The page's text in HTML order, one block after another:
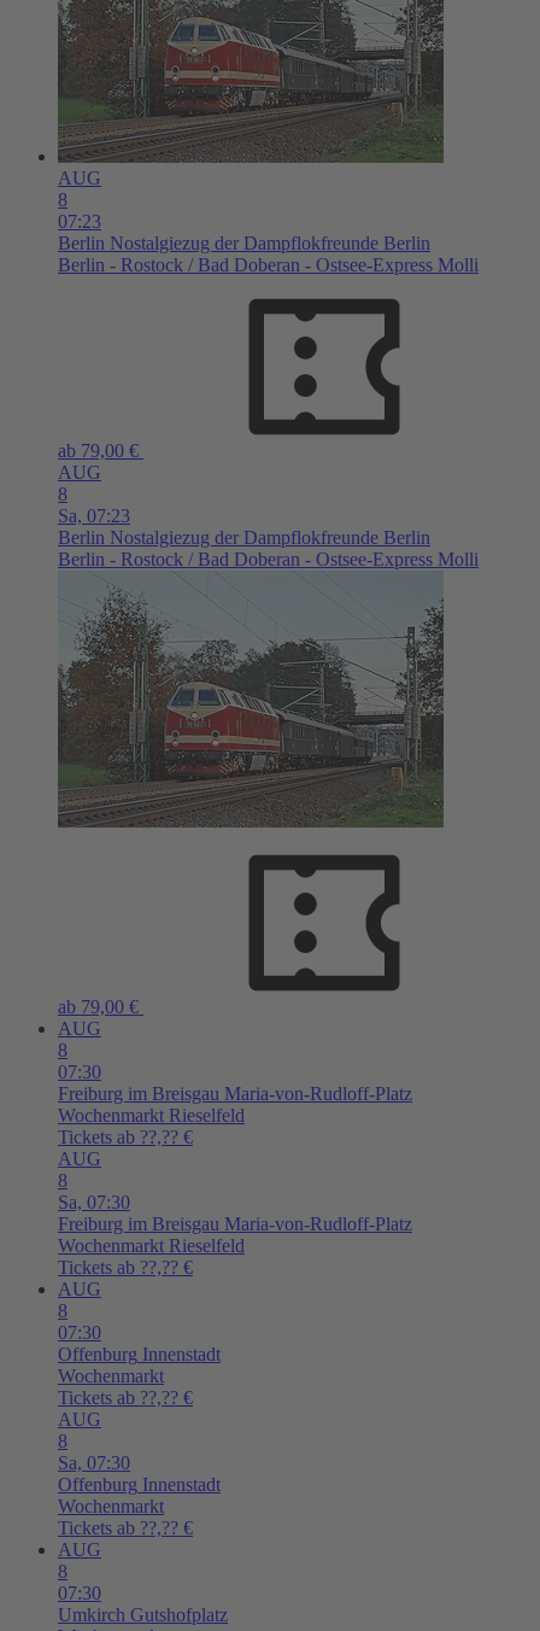
AUG
8
07:23
Berlin Nostalgiezug der Dampflokfreunde Berlin
Berlin - Rostock / Bad Doberan - Ostsee-Express Molli
ab 79,00 €
AUG
8
Sa, 07:23
Berlin Nostalgiezug der Dampflokfreunde Berlin
Berlin - Rostock / Bad Doberan - Ostsee-Express Molli
ab 79,00 €
AUG
8
07:30
Freiburg im Breisgau Maria-von-Rudloff-Platz
Wochenmarkt Rieselfeld
Tickets ab ??,?? €
AUG
8
Sa, 07:30
Freiburg im Breisgau Maria-von-Rudloff-Platz
Wochenmarkt Rieselfeld
Tickets ab ??,?? €
AUG
8
07:30
Offenburg Innenstadt
Wochenmarkt
Tickets ab ??,?? €
AUG
8
Sa, 07:30
Offenburg Innenstadt
Wochenmarkt
Tickets ab ??,?? €
AUG
8
07:30
Umkirch Gutshofplatz